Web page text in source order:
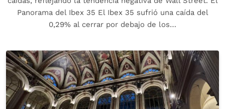
Panorama del Ibex 35 El Ibex 35 sufrió una caída del
0,29% al cerrar por debajo de los…